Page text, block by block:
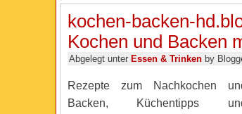
kochen-backen-
Kochen und Backen
Abgelegt unter Essen & Trinkenby
Rezepte zum Nachkochen
Backen, Küchentipps